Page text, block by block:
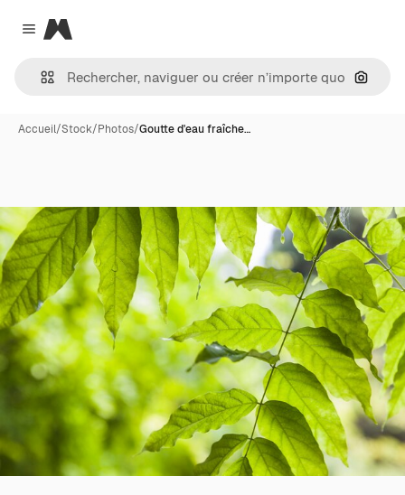
Close menu
Magnific
Accueil/Stock/Photos/Goutte d'eau fraîche…